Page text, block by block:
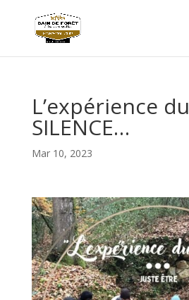
L’expérience du
SILENCE…
Mar 10, 2023